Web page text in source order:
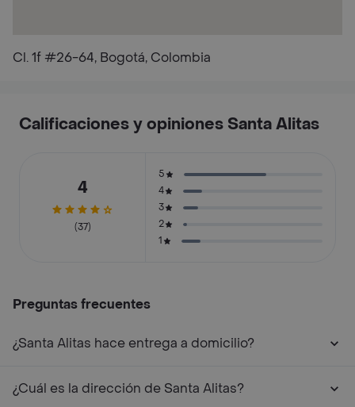
Cl. 1f #26-64, Bogotá, Colombia
Calificaciones y opiniones Santa Alitas
4
(37)
5
4
3
2
1
Preguntas frecuentes
¿Santa Alitas hace entrega a domicilio?
¿Cuál es la dirección de Santa Alitas?